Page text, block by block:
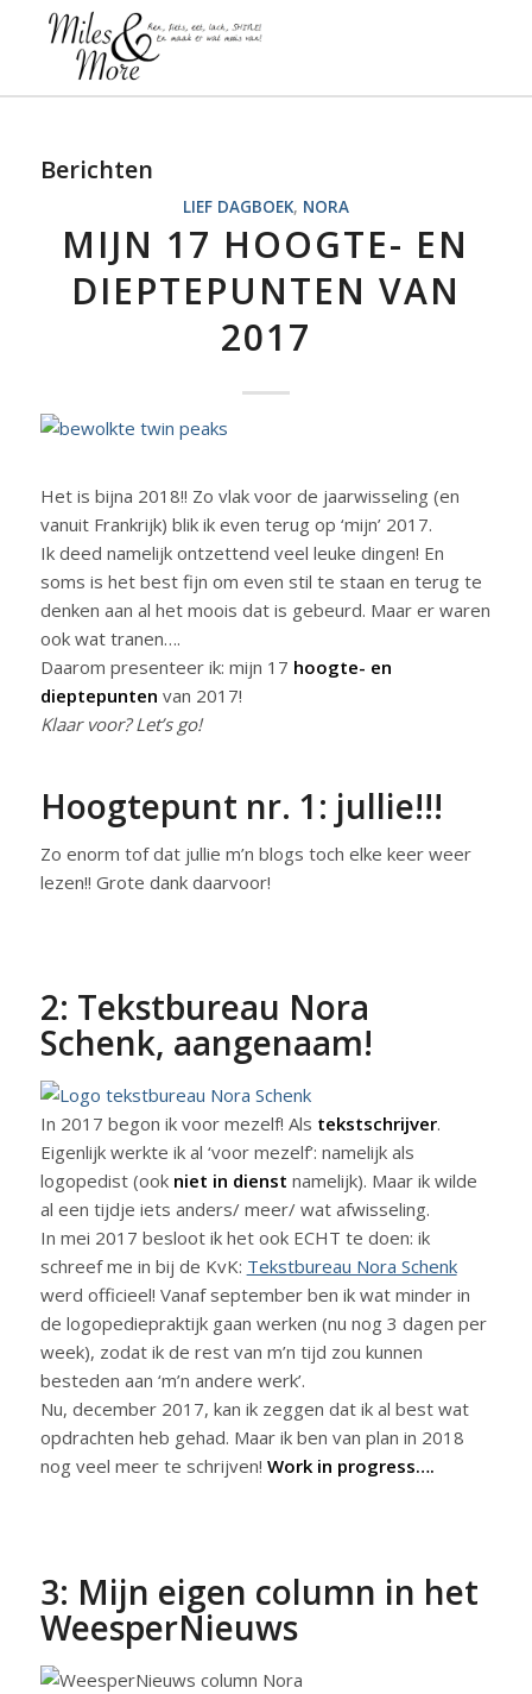
Berichten
LIEF DAGBOEK, NORA
MIJN 17 HOOGTE- EN
DIEPTEPUNTEN VAN
2017
Het is bijna 2018!! Zo vlak voor de jaarwisseling (en
vanuit Frankrijk) blik ik even terug op ‘mijn’ 2017.
Ik deed namelijk ontzettend veel leuke dingen! En
soms is het best fijn om even stil te staan en terug te
denken aan al het moois dat is gebeurd. Maar er waren
ook wat tranen….
Daarom presenteer ik: mijn 17 hoogte- en
dieptepunten van 2017!
Klaar voor? Let’s go!
Hoogtepunt nr. 1: jullie!!!
Zo enorm tof dat jullie m’n blogs toch elke keer weer
lezen!! Grote dank daarvoor!
2: Tekstbureau Nora
Schenk, aangenaam!
In 2017 begon ik voor mezelf! Als tekstschrijver.
Eigenlijk werkte ik al ‘voor mezelf’: namelijk als
logopedist (ook niet in dienst namelijk). Maar ik wilde
al een tijdje iets anders/ meer/ wat afwisseling.
In mei 2017 besloot ik het ook ECHT te doen: ik
schreef me in bij de KvK: Tekstbureau Nora Schenk
werd officieel! Vanaf september ben ik wat minder in
de logopediepraktijk gaan werken (nu nog 3 dagen per
week), zodat ik de rest van m’n tijd zou kunnen
besteden aan ‘m’n andere werk’.
Nu, december 2017, kan ik zeggen dat ik al best wat
opdrachten heb gehad. Maar ik ben van plan in 2018
nog veel meer te schrijven! Work in progress….
3: Mijn eigen column in het
WeesperNieuws